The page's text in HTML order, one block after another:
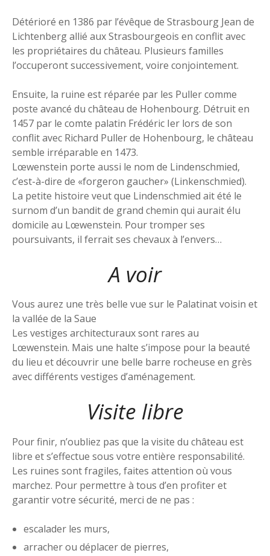
Détérioré en 1386 par l’évêque de Strasbourg Jean de
Lichtenberg allié aux Strasbourgeois en conflit avec
les propriétaires du château. Plusieurs familles
l’occuperont successivement, voire conjointement.
Ensuite, la ruine est réparée par les Puller comme
poste avancé du château de Hohenbourg. Détruit en
1457 par le comte palatin Frédéric Ier lors de son
conflit avec Richard Puller de Hohenbourg, le château
semble irréparable en 1473.
Lœwenstein porte aussi le nom de Lindenschmied,
c’est-à-dire de «forgeron gaucher» (Linkenschmied).
La petite histoire veut que Lindenschmied ait été le
surnom d’un bandit de grand chemin qui aurait élu
domicile au Lœwenstein. Pour tromper ses
poursuivants, il ferrait ses chevaux à l’envers…
A voir
Vous aurez une très belle vue sur le Palatinat voisin et
la vallée de la Saue
Les vestiges architecturaux sont rares au
Lœwenstein. Mais une halte s’impose pour la beauté
du lieu et découvrir une belle barre rocheuse en grès
avec différents vestiges d’aménagement.
Visite libre
Pour finir, n’oubliez pas que la visite du château est
libre et s’effectue sous votre entière responsabilité.
Les ruines sont fragiles, faites attention où vous
marchez. Pour permettre à tous d’en profiter et
garantir votre sécurité, merci de ne pas :
escalader les murs,
arracher ou déplacer de pierres,